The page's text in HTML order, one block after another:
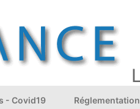
- Covid19 Réglementation